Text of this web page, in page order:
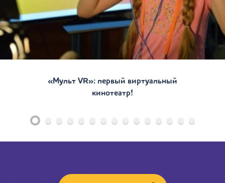
«Мульт VR»: первый виртуальный
кинотеатр!